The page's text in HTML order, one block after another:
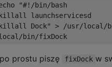
"#!/bin/bash
launchservicesd
Dock" > /usr/local/
prostu piszę fixDock w